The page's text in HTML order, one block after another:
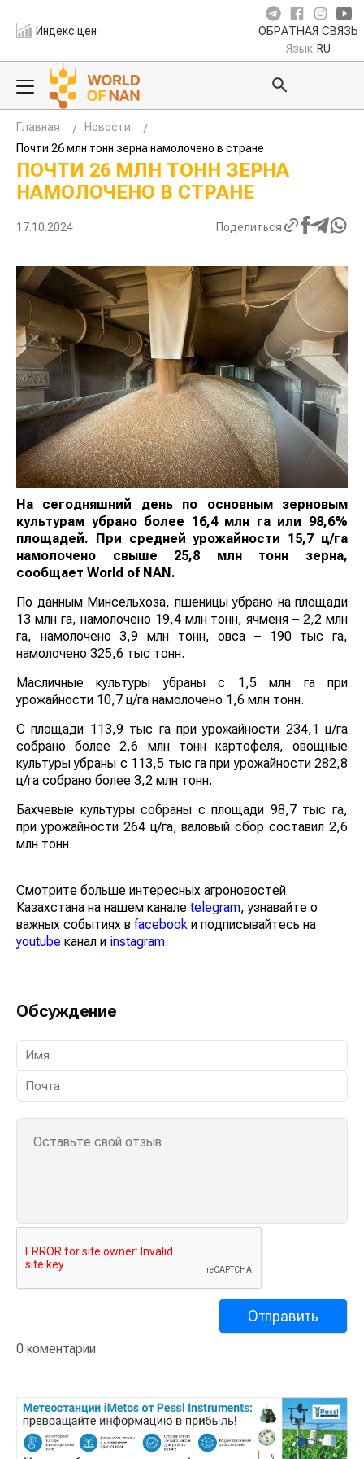
Индекс цен ОБРАТНАЯ СВЯЗЬ
Язык RU
Главная
Новости
Почти 26 млн тонн зерна намолочено в стране
ПОЧТИ 26 МЛН ТОНН ЗЕРНА
НАМОЛОЧЕНО В СТРАНЕ
17.10.2024 Поделиться
На сегодняшний день по основным зерновым
культурам убрано более 16,4 млн га или 98,6%
площадей. При средней урожайности 15,7 ц/га
намолочено свыше 25,8 млн тонн зерна, сообщает
World of NAN.
По данным Минсельхоза, пшеницы убрано на
площади 13 млн га, намолочено 19,4 млн тонн,
ячменя – 2,2 млн га, намолочено 3,9 млн тонн, овса –
190 тыс га, намолочено 325,6 тыс тонн.
Масличные культуры убраны с 1,5 млн га при
урожайности 10,7 ц/га намолочено 1,6 млн тонн.
С площади 113,9 тыс га при урожайности 234,1 ц/га
собрано более 2,6 млн тонн картофеля, овощные
культуры убраны с 113,5 тыс га при урожайности 282,8
ц/га собрано более 3,2 млн тонн.
Бахчевые культуры собраны с площади 98,7 тыс га,
при урожайности 264 ц/га, валовый сбор составил 2,6
млн тонн.
Смотрите больше интересных агроновостей
Казахстана на нашем каналеtelegram , узнавайте о
важных событиях вfacebook и подписывайтесь на
youtube канал иinstagram
Обсуждение
0 коментарии